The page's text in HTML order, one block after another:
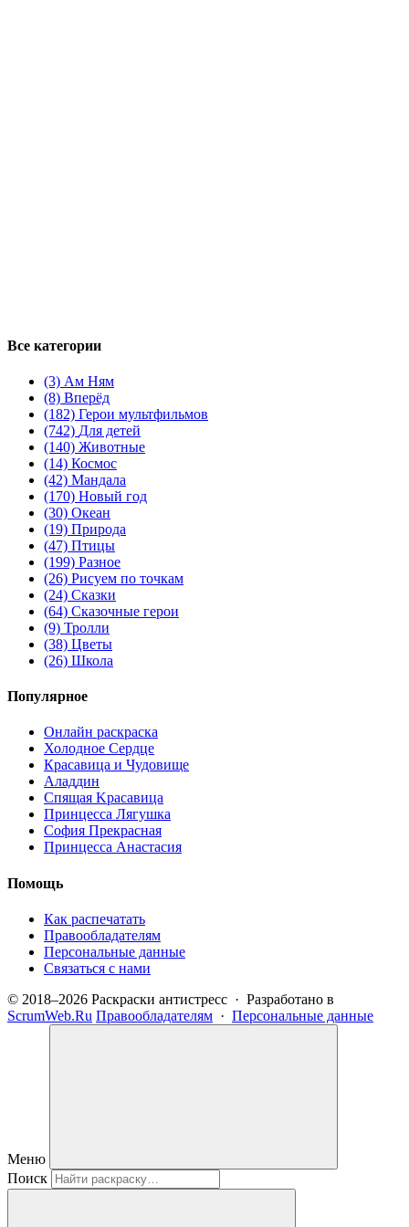
Все категории
(3) Ам Ням
(8) Вперёд
(182) Герои мультфильмов
(742) Для детей
(140) Животные
(14) Космос
(42) Мандала
(170) Новый год
(30) Океан
(19) Природа
(47) Птицы
(199) Разное
(26) Рисуем по точкам
(24) Сказки
(64) Сказочные герои
(9) Тролли
(38) Цветы
(26) Школа
Популярное
Онлайн раскраска
Холодное Сердце
Красавица и Чудовище
Аладдин
Спящая Kрасавица
Принцесса Лягушка
София Прекрасная
Принцесса Анастасия
Помощь
Как распечатать
Правообладателям
Персональные данные
Связаться с нами
© 2018–2026 Раскраски антистресс · Разработано в
ScrumWeb.Ru Правообладателям · Персональные данные
Меню
Поиск